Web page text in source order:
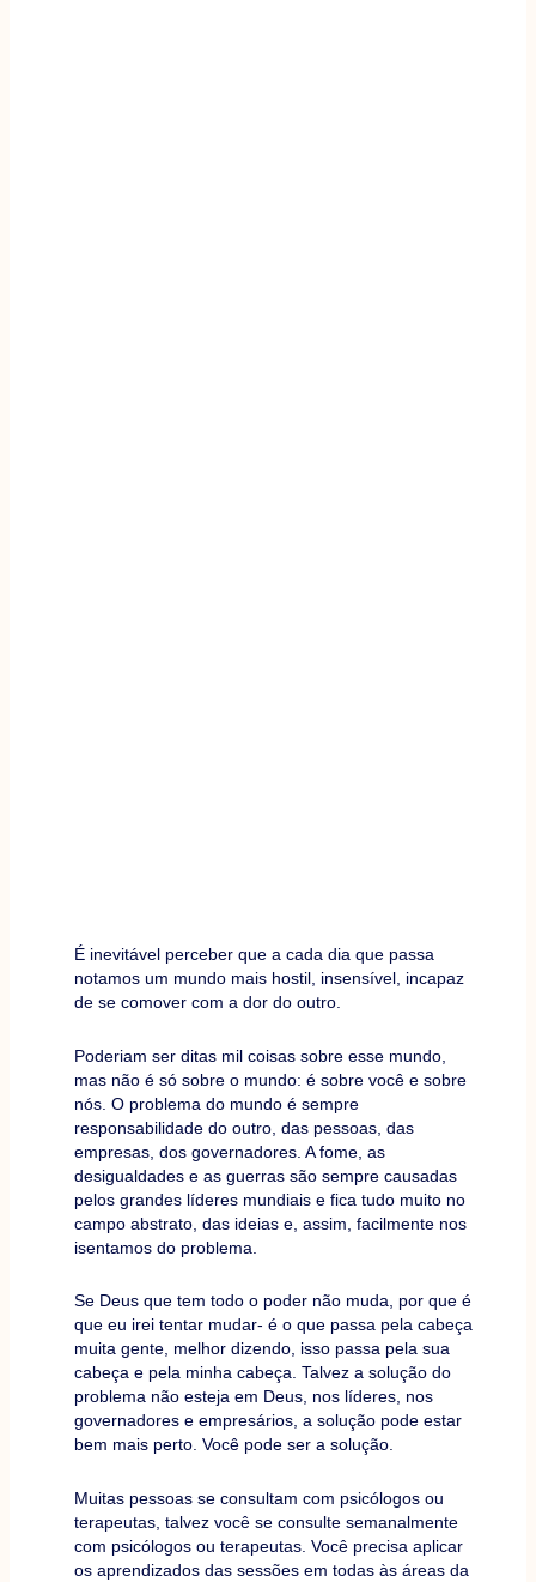
É inevitável perceber que a cada dia que passa
notamos um mundo mais hostil, insensível, incapaz
de se comover com a dor do outro.
Poderiam ser ditas mil coisas sobre esse mundo,
mas não é só sobre o mundo: é sobre você e sobre
nós. O problema do mundo é sempre
responsabilidade do outro, das pessoas, das
empresas, dos governadores. A fome, as
desigualdades e as guerras são sempre causadas
pelos grandes líderes mundiais e fica tudo muito no
campo abstrato, das ideias e, assim, facilmente nos
isentamos do problema.
Se Deus que tem todo o poder não muda, por que é
que eu irei tentar mudar- é o que passa pela cabeça
muita gente, melhor dizendo, isso passa pela sua
cabeça e pela minha cabeça. Talvez a solução do
problema não esteja em Deus, nos líderes, nos
governadores e empresários, a solução pode estar
bem mais perto. Você pode ser a solução.
Muitas pessoas se consultam com psicólogos ou
terapeutas, talvez você se consulte semanalmente
com psicólogos ou terapeutas. Você precisa aplicar
os aprendizados das sessões em todas às áreas da